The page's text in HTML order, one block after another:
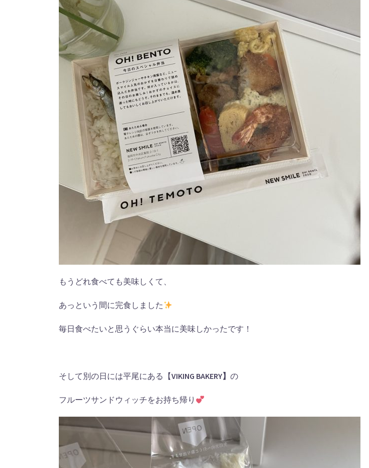
もうどれ食べても美味しくて、
あっという間に完食しました
毎日食べたいと思うぐらい本当に美味しかったです！
そして別の日には平尾にある【VIKING BAKERY】 の
フルーツサンドウィッチをお持ち帰り